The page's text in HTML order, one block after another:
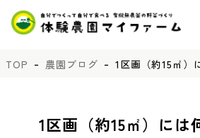
TOP 農園ブログ 1区画（約15㎡）
1区画（約15㎡）には